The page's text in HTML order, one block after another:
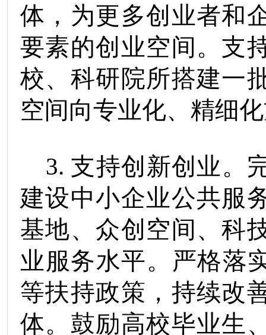
体，为更多创业者和
要素的创业空间。 支
校、科研院所搭建一
空间向专业化、精细
3. 支持创新创业。
建设中小企业公共服
基地、众创空间、科
业服务水平。 严格落
等扶持政策，持续改
体。 鼓励高校毕业生